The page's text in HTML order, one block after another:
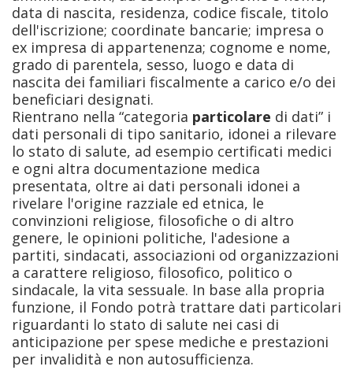
data di nascita, residenza, codice fiscale, titolo
dell'iscrizione; coordinate bancarie; impresa o
ex impresa di appartenenza; cognome e nome,
grado di parentela, sesso, luogo e data di
nascita dei familiari fiscalmente a carico e/o dei
beneficiari designati.
Rientrano nella “categoria particolare di dati” i
dati personali di tipo sanitario, idonei a rilevare
lo stato di salute, ad esempio certificati medici
e ogni altra documentazione medica
presentata, oltre ai dati personali idonei a
rivelare l'origine razziale ed etnica, le
convinzioni religiose, filosofiche o di altro
genere, le opinioni politiche, l'adesione a
partiti, sindacati, associazioni od organizzazioni
a carattere religioso, filosofico, politico o
sindacale, la vita sessuale. In base alla propria
funzione, il Fondo potrà trattare dati particolari
riguardanti lo stato di salute nei casi di
anticipazione per spese mediche e prestazioni
per invalidità e non autosufficienza.